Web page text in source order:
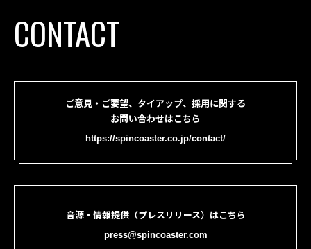
CONTACT
ご意見・ご要望、タイアップ、採用に関する
お問い合わせはこちら
https://spincoaster.co.jp/contact/
音源・情報提供（プレスリリース）はこちら
press@spincoaster.com